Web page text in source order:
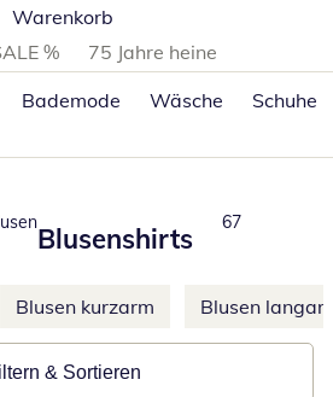
Warenkorb
%
75 Jahre heine
Bademode Wäsche Schuhe
Blusenshirts
Produkte
67
Blusen kurzarm Blusen
& Sortieren